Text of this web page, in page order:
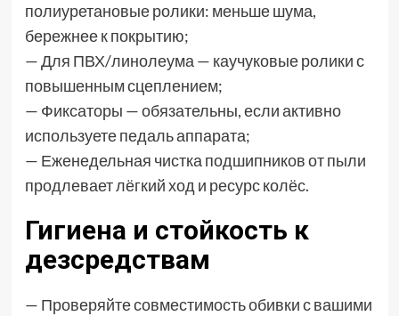
полиуретановые ролики: меньше шума,
бережнее к покрытию;
— Для ПВХ/линолеума — каучуковые ролики с
повышенным сцеплением;
— Фиксаторы — обязательны, если активно
используете педаль аппарата;
— Еженедельная чистка подшипников от пыли
продлевает лёгкий ход и ресурс колёс.
Гигиена и стойкость к
дезсредствам
— Проверяйте совместимость обивки с вашими